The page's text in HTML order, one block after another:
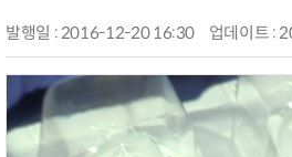
발행일 : 2016-12-20 16:30 업데이트 :